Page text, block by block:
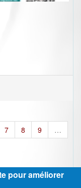
7 8 9
…
pour améliorer